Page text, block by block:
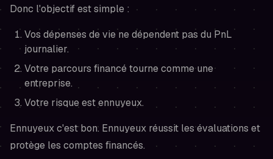
Donc l'objectif est simple :
Vos dépenses de vie ne dépendent pas du PnL
journalier.
Votre parcours financé tourne comme une
entreprise.
Votre risque est ennuyeux.
Ennuyeux c'est bon. Ennuyeux réussit les évaluations et
protège les comptes financés.